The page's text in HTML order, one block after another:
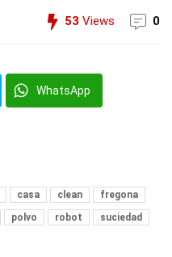
53 Views 0
WhatsApp
casa clean
fregona
polvo robot
suciedad